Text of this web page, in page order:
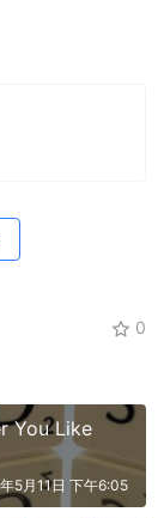
0
You Like
5月11日 下午6:05